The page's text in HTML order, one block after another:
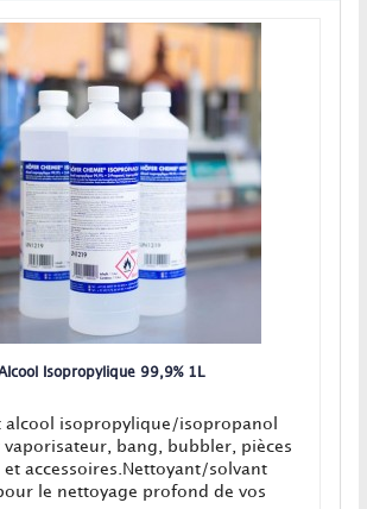
Isopropylique 99,9% 1L
alcool isopropylique/isopropanol
vaporisateur, bang, bubbler, pièces
et accessoires.Nettoyant/solvant
le nettoyage profond de vos